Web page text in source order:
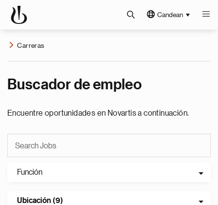
Candean
Carreras
Buscador de empleo
Encuentre oportunidades en Novartis a continuación.
Función
Ubicación (9)